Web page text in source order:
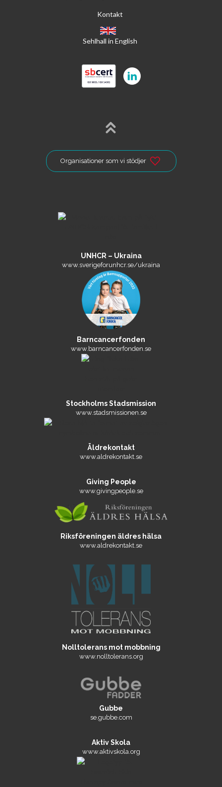
Kontakt
Sehlhall in English
Organisationer som vi stödjer
UNHCR – Ukraina
www.sverigeforunhcr.se/ukraina
Barncancerfonden
www.barncancerfonden.se
Stockholms Stadsmission
www.stadsmissionen.se
Äldrekontakt
www.aldrekontakt.se
Giving People
www.givingpeople.se
Riksföreningen äldres hälsa
www.aldrekontakt.se
Nolltolerans mot mobbning
www.nolltolerans.org
Gubbe
se.gubbe.com
Aktiv Skola
www.aktivskola.org